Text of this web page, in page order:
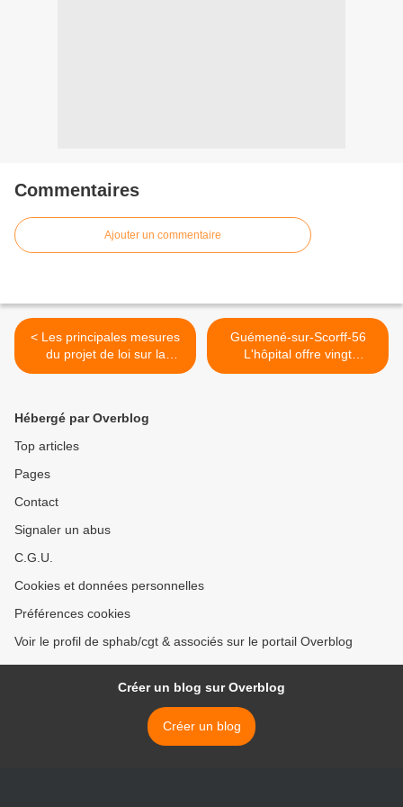
Commentaires
Ajouter un commentaire
< Les principales mesures
du projet de loi sur la
mobilité des fonctionnaires
Guémené-sur-Scorff-56
L'hôpital offre vingt
chambres médicales pour
Hébergé par Overblog
Top articles
Pages
Contact
Signaler un abus
C.G.U.
Cookies et données personnelles
Préférences cookies
Voir le profil de sphab/cgt & associés sur le portail Overblog
Créer un blog sur Overblog
Créer un blog